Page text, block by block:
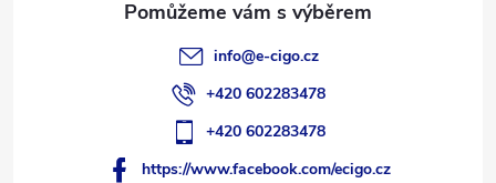
info@e-cigo.cz
+420 602283478
+420 602283478
https://www.facebook.com/ecigo.cz